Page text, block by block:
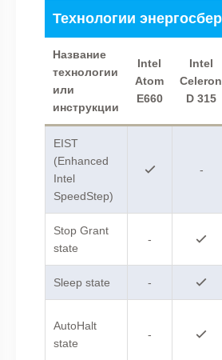
Технологии
Название
технологии
или
инструкции
Intel
Atom
E660
Intel
Celeron
D 315
EIST
(Enhanced
Intel
SpeedStep)
-
Stop Grant
state
-
Sleep state -
AutoHalt
state
-